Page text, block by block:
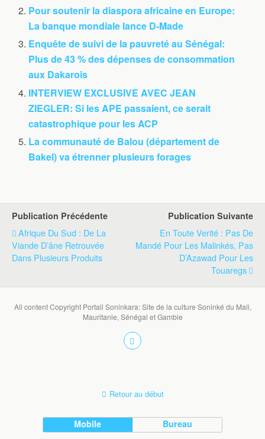
Pour soutenir la diaspora africaine en Europe:
La banque mondiale lance D-Made
Enquête de suivi de la pauvreté au Sénégal:
Plus de 43 % des dépenses de consommation
aux Dakarois
INTERVIEW EXCLUSIVE AVEC JEAN
ZIEGLER: Si les APE passaient, ce serait
catastrophique pour les ACP
La communauté de Balou (département de
Bakel) va étrenner plusieurs forages
Publication Précédente
Afrique Du Sud : De La
Viande D’âne Retrouvée
Dans Plusieurs Produits
Publication Suivante
En Toute Verité : Pas De
Mandé Pour Les Malinkés, Pas
D’Azawad Pour Les
Touaregs
All content Copyright Portail Soninkara: Site de la culture Soninké du Mali,
Mauritanie, Sénégal et Gambie
Retour au début
Mobile Bureau